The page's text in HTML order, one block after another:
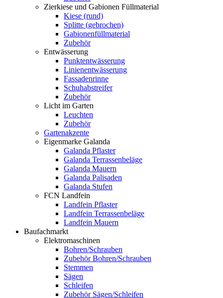
Zierkiese und Gabionen Füllmaterial
Kiese (rund)
Splitte (gebrochen)
Gabionenfüllmaterial
Zubehör
Entwässerung
Punktentwässerung
Linienentwässerung
Fassadenrinne
Schuhabstreifer
Zubehör
Licht im Garten
Leuchten
Zubehör
Gartenakzente
Eigenmarke Galanda
Galanda Pflaster
Galanda Terrassenbeläge
Galanda Mauern
Galanda Palisaden
Galanda Stufen
FCN Landfein
Landfein Pflaster
Landfein Terrassenbeläge
Landfein Mauern
Baufachmarkt
Elektromaschinen
Bohren/Schrauben
Zubehör Bohren/Schrauben
Stemmen
Sägen
Schleifen
Zubehör Sägen/Schleifen